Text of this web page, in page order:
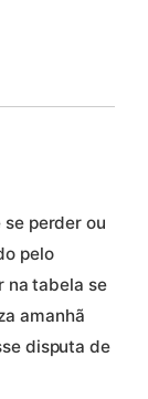
se perder ou
pelo
na tabela se
amanhã
disputa de